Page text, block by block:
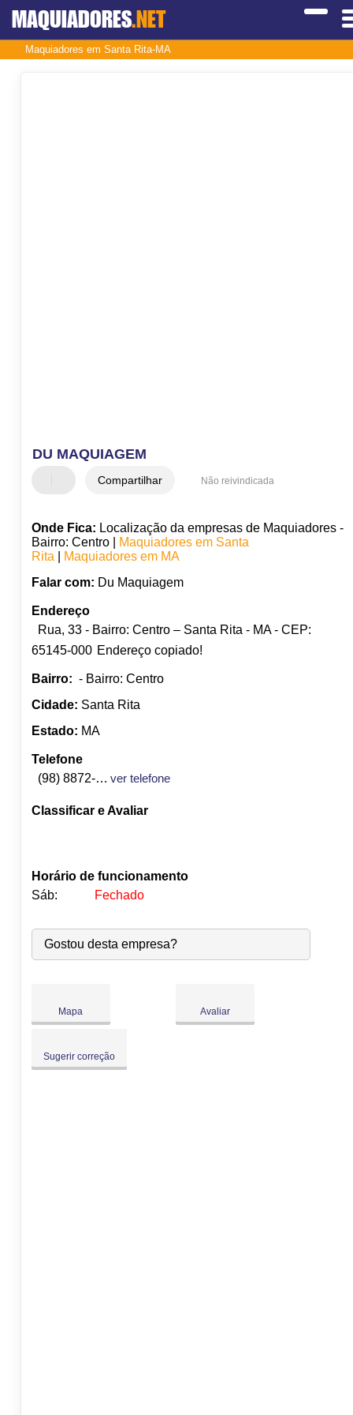
MAQUIADORES.NET
Maquiadores em Santa Rita-MA
DU MAQUIAGEM
Compartilhar Não reivindicada
Onde Fica: Localização da empresas de Maquiadores -
Bairro: Centro |
Maquiadores em Santa
Rita|
Maquiadores em MA
Falar com: Du Maquiagem
Endereço
Rua, 33 - Bairro: Centro – Santa Rita - MA - CEP:
65145-000 Endereço copiado!
Bairro: - Bairro: Centro
Cidade: Santa Rita
Estado: MA
Telefone
(98) 8872-7463
ver telefone
Classificar e Avaliar
Horário de funcionamento
Sáb:
Fechado
Seg: 09:00-18:00 ●Abre às 09:00
Ter:
09:00-18:00
Qua:
09:00-18:00
Sáb:
Fechado
Gostou desta empresa?
Mapa Avaliar
Sugerir correção